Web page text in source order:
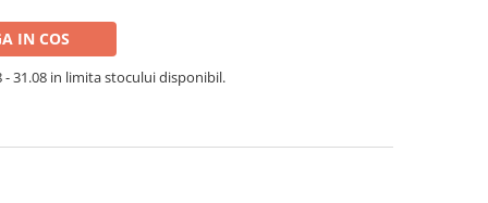
IN COS
31.08 in limita stocului disponibil.